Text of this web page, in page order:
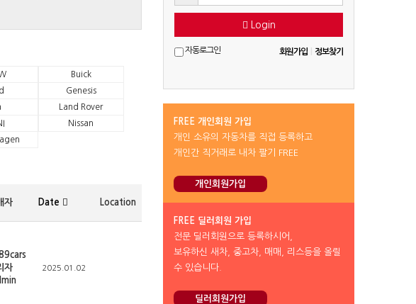
Buick
Genesis
Land Rover
Nissan
자 Date Location
자
2025.01.02
Login
자동로그인 회원가입 정보찾기
FREE 개인회원 가입
개인 소유의 자동차를 직접 등록하고
개인간 직거래로 내차 팔기 FREE
개인회원가입
FREE 딜러회원 가입
전문 딜러회원으로 등록하시어,
보유하신 새차, 중고차, 매매, 리스등을 올릴
수 있습니다.
딜러회원가입